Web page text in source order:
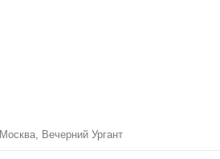
Москва, Вечерний Ургант